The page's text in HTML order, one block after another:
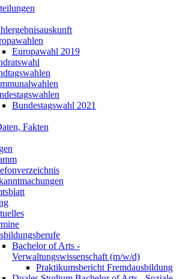
Europawahl 2019
Bundestagswahl 2021
Fakten
Bachelor of Arts -
Verwaltungswissenschaft (m/w/d)
Praktikumsbericht Fremdausbildung